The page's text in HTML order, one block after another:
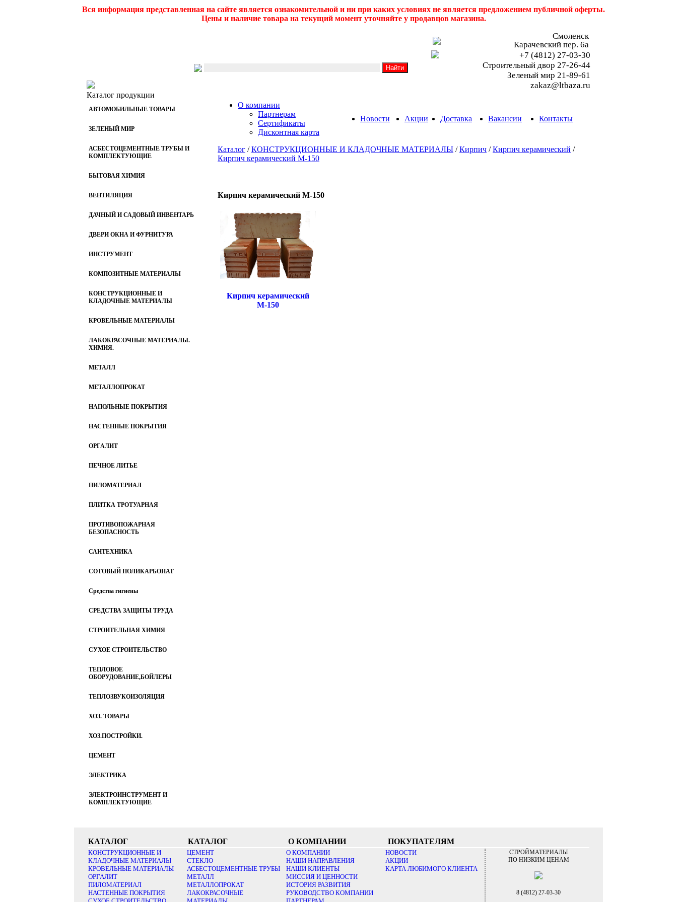
Вся информация представленная на сайте является ознакомительной и ни при каких условиях не является предложением публичной оферты.
Цены и наличие товара на текущий момент уточняйте у продавцов магазина.
Смоленск
Карачевский пер. 6a
+7 (4812) 27-03-30
Строительный двор 27-26-44
Зеленый мир 21-89-61
zakaz@ltbaza.ru
Каталог продукции
АВТОМОБИЛЬНЫЕ ТОВАРЫ
ЗЕЛЕНЫЙ МИР
АСБЕСТОЦЕМЕНТНЫЕ ТРУБЫ И
КОМПЛЕКТУЮЩИЕ
БЫТОВАЯ ХИМИЯ
ВЕНТИЛЯЦИЯ
ДАЧНЫЙ И САДОВЫЙ ИНВЕНТАРЬ
ДВЕРИ ОКНА И ФУРНИТУРА
ИНСТРУМЕНТ
КОМПОЗИТНЫЕ МАТЕРИАЛЫ
КОНСТРУКЦИОННЫЕ И
КЛАДОЧНЫЕ МАТЕРИАЛЫ
КРОВЕЛЬНЫЕ МАТЕРИАЛЫ
ЛАКОКРАСОЧНЫЕ МАТЕРИАЛЫ.
ХИМИЯ.
МЕТАЛЛ
МЕТАЛЛОПРОКАТ
НАПОЛЬНЫЕ ПОКРЫТИЯ
НАСТЕННЫЕ ПОКРЫТИЯ
ОРГАЛИТ
ПЕЧНОЕ ЛИТЬЕ
ПИЛОМАТЕРИАЛ
ПЛИТКА ТРОТУАРНАЯ
ПРОТИВОПОЖАРНАЯ
БЕЗОПАСНОСТЬ
САНТЕХНИКА
СОТОВЫЙ ПОЛИКАРБОНАТ
Средства гигиены
СРЕДСТВА ЗАЩИТЫ ТРУДА
СТРОИТЕЛЬНАЯ ХИМИЯ
СУХОЕ СТРОИТЕЛЬСТВО
ТЕПЛОВОЕ
ОБОРУДОВАНИЕ,БОЙЛЕРЫ
ТЕПЛОЗВУКОИЗОЛЯЦИЯ
ХОЗ. ТОВАРЫ
ХОЗ.ПОСТРОЙКИ.
ЦЕМЕНТ
ЭЛЕКТРИКА
ЭЛЕКТРОИНСТРУМЕНТ И
КОМПЛЕКТУЮЩИЕ
О компании
Партнерам
Сертификаты
Дисконтная карта
Новости Акции Доставка Вакансии Контакты
Каталог /КОНСТРУКЦИОННЫЕ И КЛАДОЧНЫЕ МАТЕРИАЛЫ /Кирпич /Кирпич керамический /
Кирпич керамический М-150
Кирпич керамический М-150
Кирпич керамический
М-150
КАТАЛОГ КАТАЛОГ О КОМПАНИИ ПОКУПАТЕЛЯМ
КОНСТРУКЦИОННЫЕ И
КЛАДОЧНЫЕ МАТЕРИАЛЫ
КРОВЕЛЬНЫЕ МАТЕРИАЛЫ
ОРГАЛИТ
ПИЛОМАТЕРИАЛ
НАСТЕННЫЕ ПОКРЫТИЯ
ЦЕМЕНТ
СТЕКЛО
АСБЕСТОЦЕМЕНТНЫЕ ТРУБЫ
МЕТАЛЛ
МЕТАЛЛОПРОКАТ
ЛАКОКРАСОЧНЫЕ
О КОМПАНИИ
НАШИ НАПРАВЛЕНИЯ
НАШИ КЛИЕНТЫ
МИССИЯ И ЦЕННОСТИ
ИСТОРИЯ РАЗВИТИЯ
РУКОВОДСТВО КОМПАНИИ
НОВОСТИ
АКЦИИ
КАРТА ЛЮБИМОГО КЛИЕНТА
СТРОЙМАТЕРИАЛЫ
ПО НИЗКИМ ЦЕНАМ
8 (4812) 27-03-30